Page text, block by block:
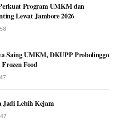
Program UMKM dan
Lewat Jambore 2026
Saing UMKM, DKUPP Probolinggo
Food
Jadi Lebih Kejam